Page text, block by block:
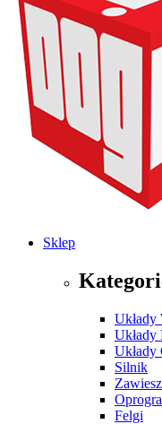
Sklep
Układy
Układy
Układy
Silnik
Felgi